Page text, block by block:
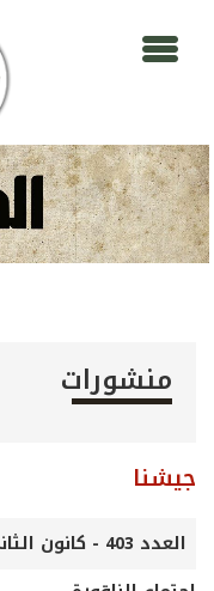
منشورات
جيشنا
العدد 403 - كانون الثاني 2019